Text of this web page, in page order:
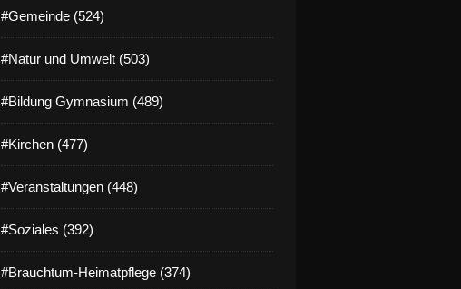
#Gemeinde (524)
#Natur und Umwelt (503)
#Bildung Gymnasium (489)
#Kirchen (477)
#Veranstaltungen (448)
#Soziales (392)
#Brauchtum-Heimatpflege (374)